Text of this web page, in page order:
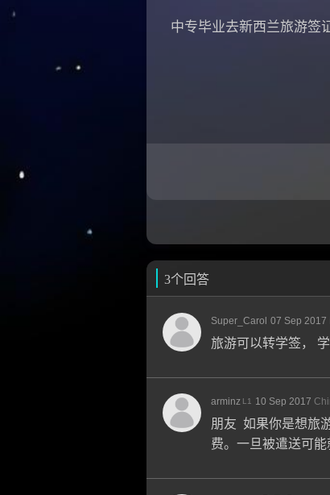
中专毕业去新西兰旅游签
3个回答
Super_Carol 07 Sep 2017
旅游可以转学签，
arminz L1 10 Sep 2017
朋友 如果你是想旅
费。一旦被遣送可